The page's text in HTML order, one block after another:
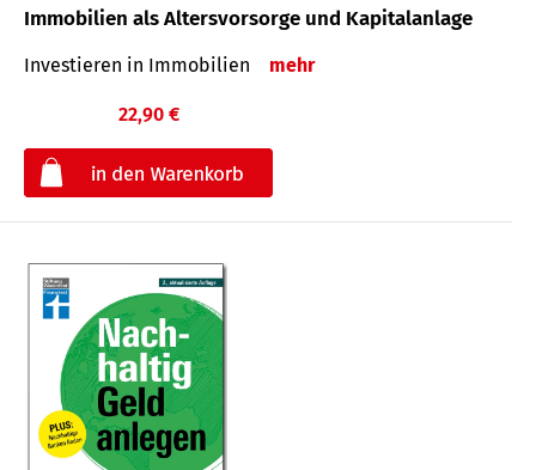
Immobilien als Altersvorsorge und Kapitalanlage
Investieren in Immobilien mehr
22,90 €